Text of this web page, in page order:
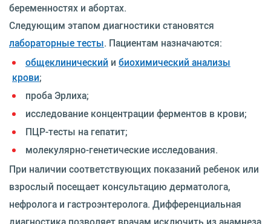
беременностях и абортах.
Следующим этапом диагностики становятся
лабораторные тесты. Пациентам назначаются:
общеклинический и биохимический анализы
крови;
проба Эрлиха;
исследование концентрации ферментов в крови;
ПЦР-тесты на гепатит;
молекулярно-генетические исследования.
При наличии соответствующих показаний ребенок или
взрослый посещает консультацию дерматолога,
нефролога и гастроэнтеролога. Дифференциальная